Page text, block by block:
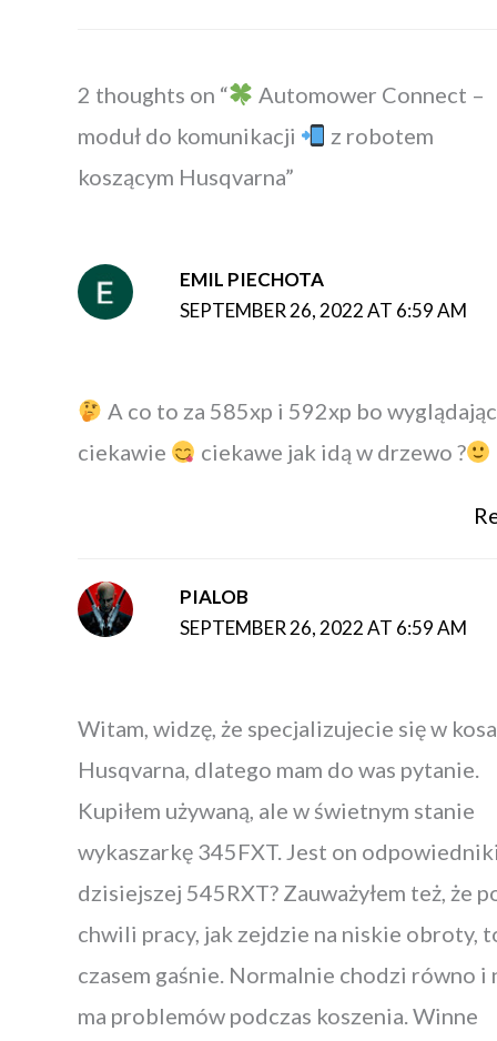
2 thoughts on “
Automower Connect –
moduł do komunikacji
z robotem
koszącym Husqvarna”
EMIL PIECHOTA
SEPTEMBER 26, 2022 AT 6:59 AM
A co to za 585xp i 592xp bo
ciekawie
ciekawe jak idą w drzewo ?
PIALOB
SEPTEMBER 26, 2022 AT 6:59 AM
Witam, widzę, że specjalizujecie się w
Husqvarna, dlatego mam do was pytanie.
Kupiłem używaną, ale w świetnym stanie
wykaszarkę 345FXT. Jest on
dzisiejszej 545RXT? Zauważyłem też, że
chwili pracy, jak zejdzie na niskie obroty,
czasem gaśnie. Normalnie chodzi równo i
ma problemów podczas koszenia. Winne